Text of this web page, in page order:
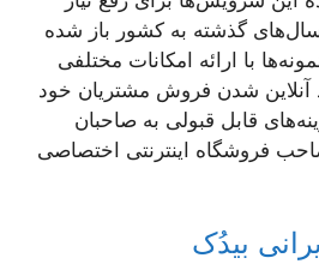
گذشته به کشور باز شده
با ارائه امکانات مختلفی
آنلاین شدن فروش مشتریان خود
قابل قبولی به صاحبان
فروشگاه اینترنتی اختصاصی
بیدُک